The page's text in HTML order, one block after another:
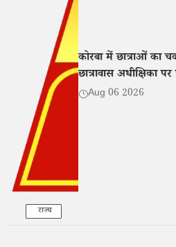
राज्य
कोरबा में छात्राओं का
छात्रावास अधीक्षिका
Aug 06 2026